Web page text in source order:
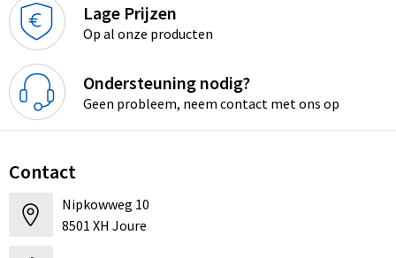
Lage Prijzen
Op al onze producten
Ondersteuning nodig?
Geen probleem, neem contact met ons op
Contact
Nipkowweg 10
8501 XH Joure